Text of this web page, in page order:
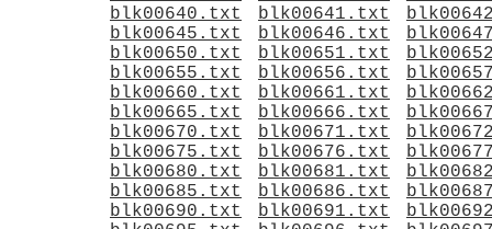
blk00640.txt
blk00641.txt
blk00645.txt
blk00646.txt
blk00650.txt
blk00651.txt
blk00655.txt
blk00656.txt
blk00660.txt
blk00661.txt
blk00665.txt
blk00666.txt
blk00670.txt
blk00671.txt
blk00675.txt
blk00676.txt
blk00680.txt
blk00681.txt
blk00685.txt
blk00686.txt
blk00690.txt
blk00691.txt